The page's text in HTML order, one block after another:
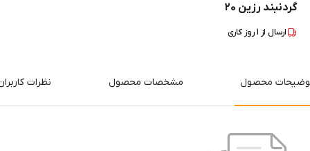
گردنبند رزین 20
ارسال از 1روز کاری
محصول مشخصات محصول نظرات